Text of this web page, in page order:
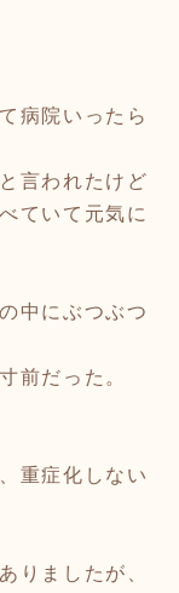
病院いったら
言われたけど
ていて元気に
中にぶつぶつ
前だった。
重症化しない
りましたが、